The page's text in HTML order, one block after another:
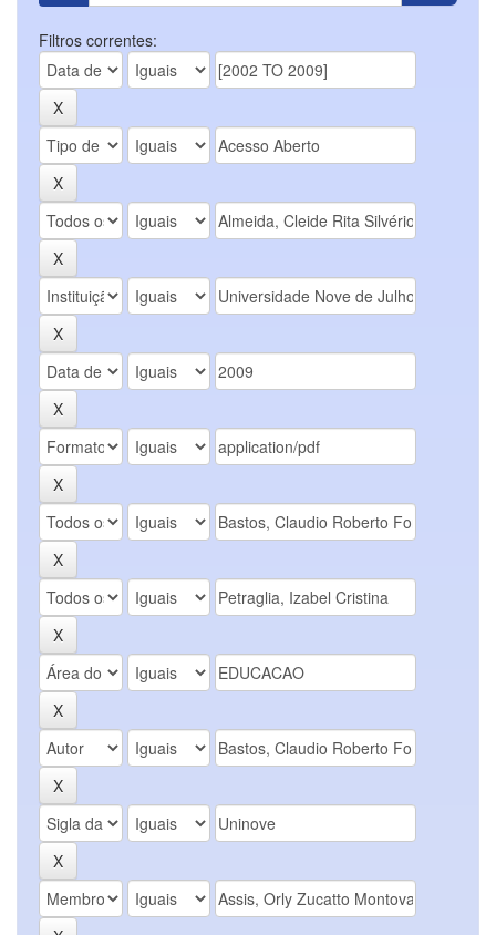
Filtros correntes: